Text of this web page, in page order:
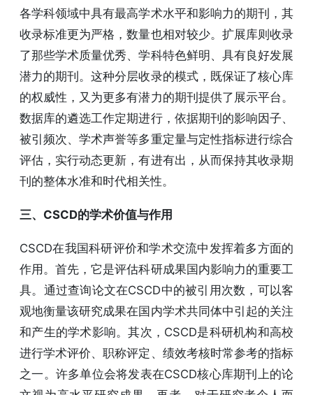
各学科领域中具有最高学术水平和影响力的期刊，其
收录标准更为严格，数量也相对较少。扩展库则收录
了那些学术质量优秀、学科特色鲜明、具有良好发展
潜力的期刊。这种分层收录的模式，既保证了核心库
的权威性，又为更多有潜力的期刊提供了展示平台。
数据库的遴选工作定期进行，依据期刊的影响因子、
被引频次、学术声誉等多重定量与定性指标进行综合
评估，实行动态更新，有进有出，从而保持其收录期
刊的整体水准和时代相关性。
三、CSCD的学术价值与作用
CSCD在我国科研评价和学术交流中发挥着多方面的
作用。首先，它是评估科研成果国内影响力的重要工
具。通过查询论文在CSCD中的被引用次数，可以客
观地衡量该研究成果在国内学术共同体中引起的关注
和产生的学术影响。其次，CSCD是科研机构和高校
进行学术评价、职称评定、绩效考核时常参考的指标
之一。许多单位会将发表在CSCD核心库期刊上的论